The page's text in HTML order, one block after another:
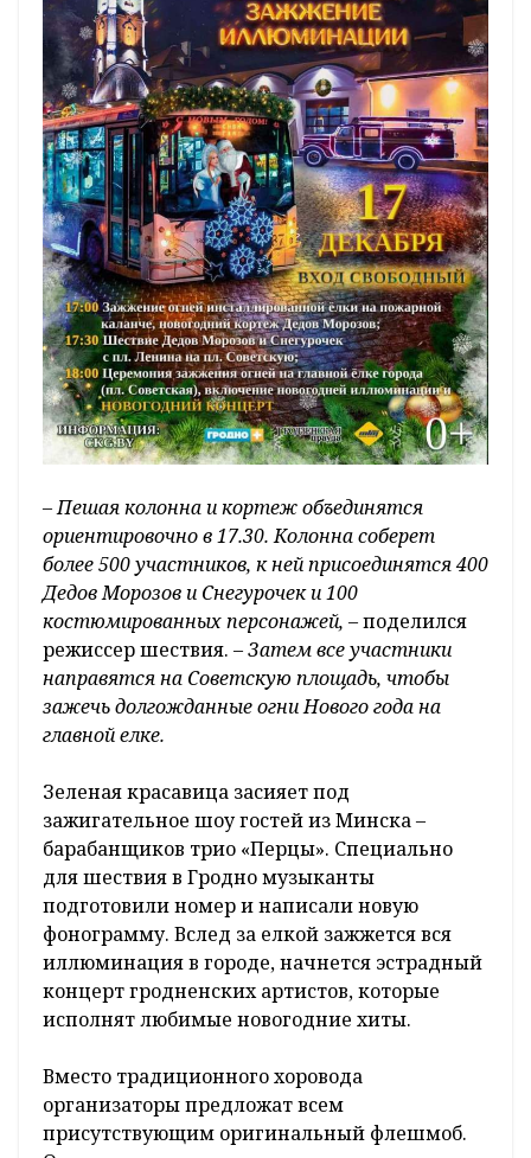
– Пешая колонна и кортеж объединятся
ориентировочно в 17.30. Колонна соберет
более 500 участников, к ней присоединятся 400
Дедов Морозов и Снегурочек и 100
костюмированных персонажей, –поделился
режиссер шествия. –Затем все участники
направятся на Советскую площадь, чтобы
зажечь долгожданные огни Нового года на
главной елке.
Зеленая красавица засияет под
зажигательное шоу гостей из Минска –
барабанщиков трио «Перцы». Специально
для шествия в Гродно музыканты
подготовили номер и написали новую
фонограмму. Вслед за елкой зажжется вся
иллюминация в городе, начнется эстрадный
концерт гродненских артистов, которые
исполнят любимые новогодние хиты.
Вместо традиционного хоровода
организаторы предложат всем
присутствующим оригинальный флешмоб.